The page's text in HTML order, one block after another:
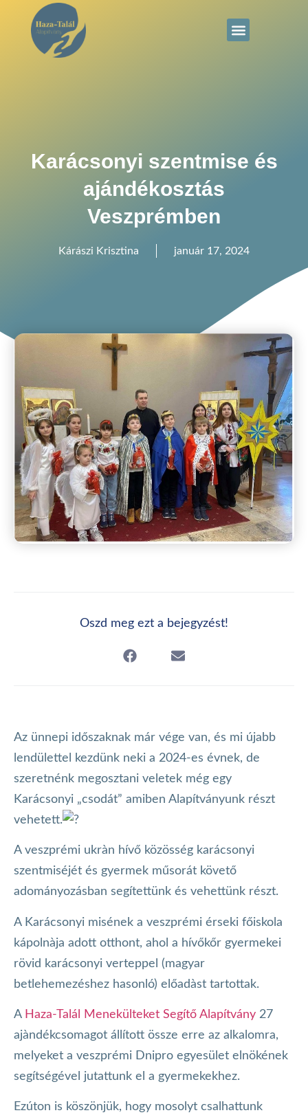
Karácsonyi szentmise és
ajándékosztás
Veszprémben
Kárászi Krisztina január 17, 2024
Oszd meg ezt a bejegyzést!
Az ünnepi időszaknak már vége van, és mi újabb
lendülettel kezdünk neki a 2024-es évnek, de
szeretnénk megosztani veletek még egy
Karácsonyi „csodát” amiben Alapítványunk részt
vehetett.
A veszprémi ukràn hívő közösség karácsonyi
szentmiséjét és gyermek műsorát követő
adományozásban segítettünk és vehettünk részt.
A Karácsonyi misének a veszprémi érseki főiskola
kápolnàja adott otthont, ahol a hívőkőr gyermekei
rövid karácsonyi verteppel (magyar
betlehemezéshez hasonló) előadàst tartottak.
A Haza-Talál Menekülteket Segítő Alapítvány 27
ajàndékcsomagot állított össze erre az alkalomra,
melyeket a veszprémi Dnipro egyesület elnökének
segítségével jutattunk el a gyermekekhez.
Ezúton is köszönjük, hogy mosolyt csalhattunk